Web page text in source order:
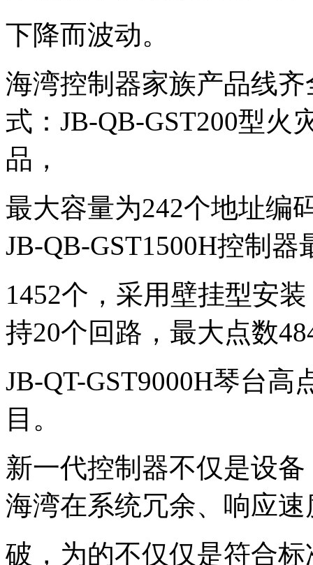
下降而波动。
海湾控制器家族产品线
式：JB-QB-GST200型火
品，
最大容量为242个地址编
JB-QB-GST1500H控制
1452个，采用壁挂型安
持20个回路，最大点数
JB-QT-GST9000H琴台
目。
新一代控制器不仅是设
海湾在系统冗余、响应
破，为的不仅仅是符合